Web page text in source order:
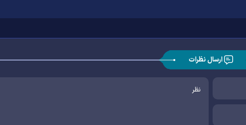
ارسال نظرات